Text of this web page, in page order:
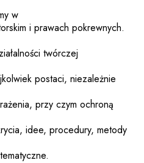
w
i prawach pokrewnych.
twórczej
postaci, niezależnie
przy czym ochroną
idee, procedury, metody